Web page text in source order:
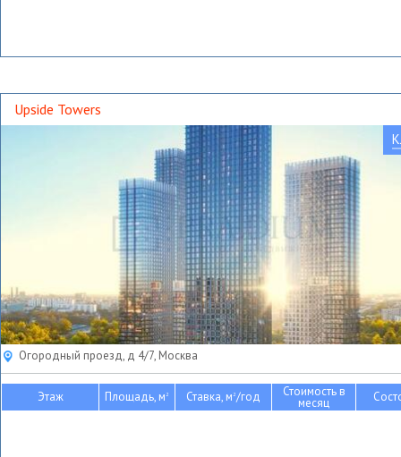
Upside Towers
Огородный проезд, д 4/7, Москва
Этаж Площадь, м2 Ставка, м2/год Стоимость в
месяц